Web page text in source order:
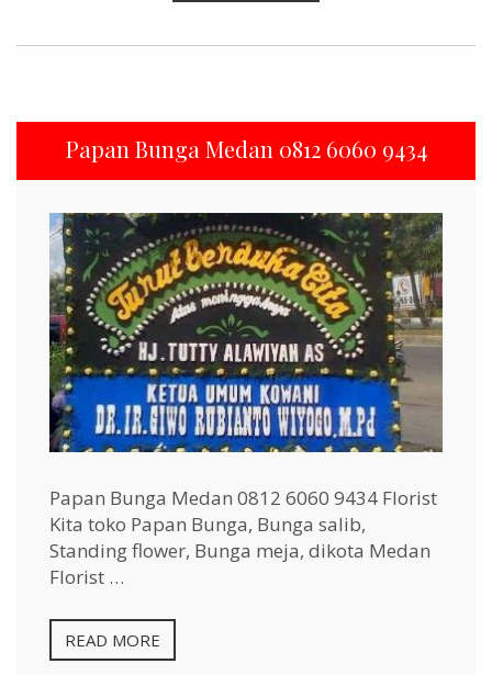
Papan Bunga Medan 0812 6060 9434
Papan Bunga Medan 0812 6060 9434 Florist
Kita toko Papan Bunga, Bunga salib,
Standing flower, Bunga meja, dikota Medan
Florist …
READ MORE